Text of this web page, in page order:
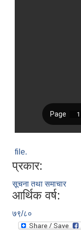
file.
प्रकार:
सूचना तथा समाचार
आर्थिक वर्ष:
७९/८०